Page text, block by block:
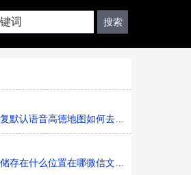
默认语音高德地图如何去恢复默认语音
存在什么位置在哪微信文件在电脑储存在